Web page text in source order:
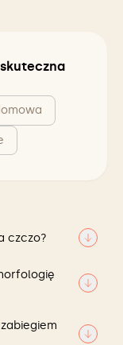
czczo?
na
od
— 1× w